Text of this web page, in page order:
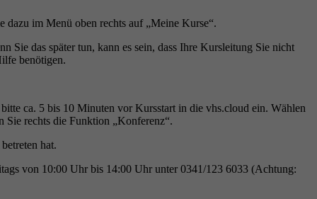
im Menü oben rechts auf „Meine Kurse“.
Sie das später tun, kann es sein, dass Ihre Kursleitung Sie nicht
benötigen.
ca. 5 bis 10 Minuten vor Kursstart in die vhs.cloud ein. Wählen
Sie rechts die Funktion „Konferenz“.
hat.
von 10:00 Uhr bis 14:00 Uhr unter 0341/123 6033 (Achtung: